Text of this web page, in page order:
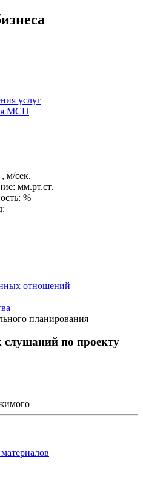
услуг
МСП
м/сек.
мм.рт.ст.
%
отношений
планирования
по проекту